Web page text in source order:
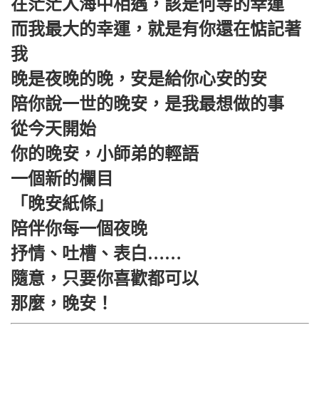
在茫茫人海中相遇，該是何等的幸運
而我最大的幸運，就是有你還在惦記著
我
晚是夜晚的晚，安是給你心安的安
陪你說一世的晚安，是我最想做的事
從今天開始
你的晚安，小師弟的輕語
一個新的欄目
「晚安紙條」
陪伴你每一個夜晚
抒情、吐槽、表白……
隨意，只要你喜歡都可以
那麼，晚安！